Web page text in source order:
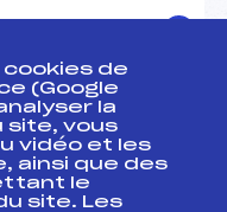
FFS
FFS
cookies de
(Google
la
site, vous
vidéo et les
ainsi que des
le
site. Les